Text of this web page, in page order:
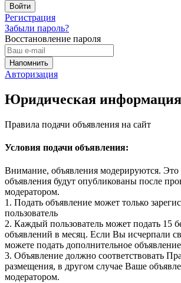
Регистрация
Забыли пароль?
Восстановление пароля
Авторизация
Юридическая информация
Правила подачи объявления на сайт
Условия подачи объявления:
Внимание, объявления модерируются. Это
объявления будут опубликованы после
модератором.
1. Подать объявление может только
пользователь
2. Каждый пользователь может подать 15
объявлений в месяц. Если Вы исчерпали
можете подать дополнительное
3. Объявление должно соответствовать
размещения, в другом случае Ваше
модератором.